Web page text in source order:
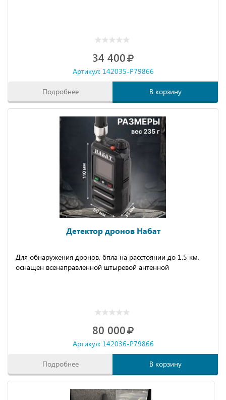
34 400
Артикул: 142035-P79866
Подробнее В корзину
Детектор дронов Набат
Для обнаружения дронов, бпла на расстоянии до 1.5 км,
оснащен всенаправленной штыревой антенной
80 000
Артикул: 142036-P79866
Подробнее В корзину